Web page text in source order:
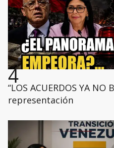
4
“LOS ACUERDOS YA NO
representación